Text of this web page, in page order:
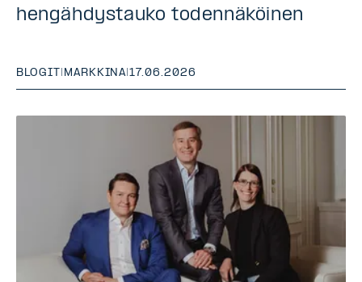
hengähdystauko todennäköinen
BLOGIT | MARKKINA|17.06.2026